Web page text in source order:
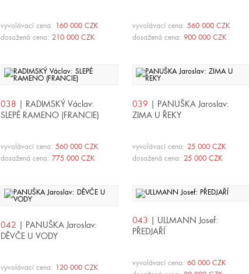
vyvolávací cena: 160 000 CZK
dosažená cena: 210 000 CZK
vyvolávací cena: 560 000 CZK
dosažená cena: 900 000 CZK
038 | RADIMSKÝ Václav:
SLEPÉ RAMENO (FRANCIE)
vyvolávací cena: 560 000 CZK
dosažená cena: 775 000 CZK
039 | PANUŠKA Jaroslav:
ZIMA U ŘEKY
vyvolávací cena: 25 000 CZK
dosažená cena: 25 000 CZK
042 | PANUŠKA Jaroslav:
DĚVČE U VODY
vyvolávací cena: 120 000 CZK
043 | ULLMANN Josef:
PŘEDJAŘÍ
vyvolávací cena: 60 000 CZK